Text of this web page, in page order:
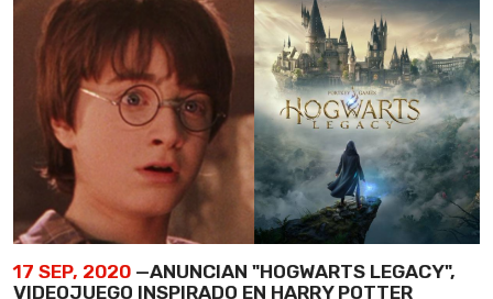
17 SEP, 2020 —ANUNCIAN "HOGWARTS LEGACY",
VIDEOJUEGO INSPIRADO EN HARRY POTTER